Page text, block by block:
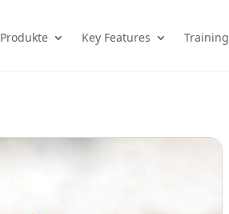
Produkte Key Features Training